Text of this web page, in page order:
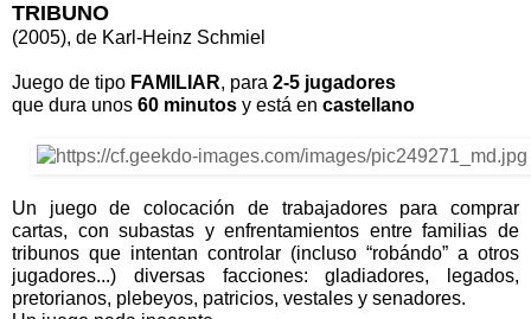
TRIBUNO
(2005), de Karl-Heinz Schmiel
Juego de tipo FAMILIAR, para 2-5 jugadores
que dura unos 60 minutos y está en castellano
Un juego de colocación de trabajadores para comprar
cartas, con subastas y enfrentamientos entre familias de
tribunos que intentan controlar (incluso “robándo” a otros
jugadores...) diversas facciones: gladiadores, legados,
pretorianos, plebeyos, patricios, vestales y senadores.